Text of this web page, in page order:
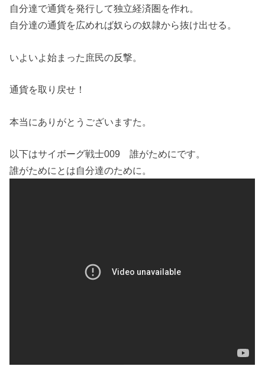
自分達で通貨を発行して独立経済圏を作れ。
自分達の通貨を広めれば奴らの奴隷から抜け出せる。
いよいよ始まった庶民の反撃。
通貨を取り戻せ！
本当にありがとうございますた。
以下はサイボーグ戦士009 誰がためにです。
誰がためにとは自分達のために。